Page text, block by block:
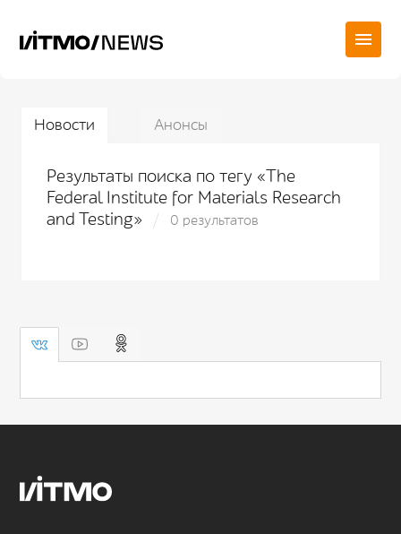
Новости Анонсы
Результаты поиска по тегу «The
Federal Institute for Materials Research
and Testing»
0 результатов